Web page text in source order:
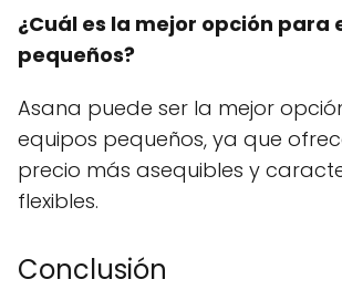
¿Cuál es la mejor opción para
pequeños?
Asana puede ser la mejor
equipos pequeños, ya que
precio más asequibles y
flexibles.
Conclusión